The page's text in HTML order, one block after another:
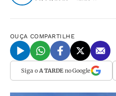
OUÇA COMPARTILHE
Siga o A TARDEno Google